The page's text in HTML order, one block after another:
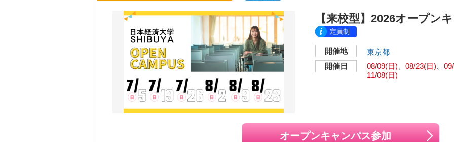
【来校型】2026オープン
定員制
開催地
東京都
開催日
08/09(日) 08/23(日)
11/08(日)
オープンキャンパス参加